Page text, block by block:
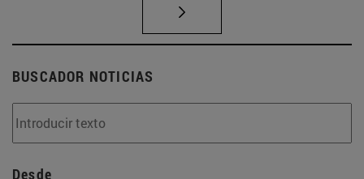
BUSCADOR NOTICIAS
Desde